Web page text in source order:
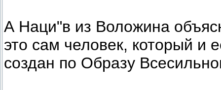
А Наци"в из Воложина
это сам человек, который и
создан по Образу